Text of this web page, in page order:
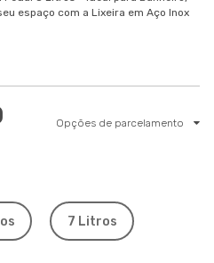
espaço com a Lixeira em Aço Inox
Opções de parcelamento
7 Litros